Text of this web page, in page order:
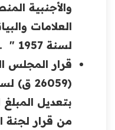
والأجنبية
لسنة 1957 " .
قرار المجلس
بتعديل المبلغ
من قرار لجنة